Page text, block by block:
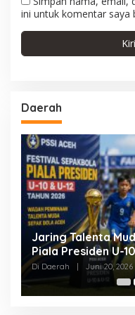
ini untuk komentar saya
Daerah
Jaring Talenta
Piala Presiden U-
Di Daerah Juni 20, 2026